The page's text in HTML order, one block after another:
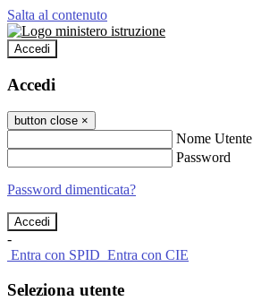
Salta al contenuto
Accedi
Accedi
button close ×
Nome Utente
Password
Password dimenticata?
-
Entra con SPID Entra con CIE
Seleziona utente